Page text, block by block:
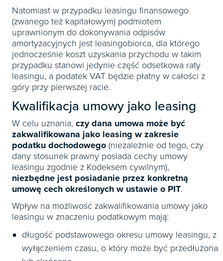
Natomiast w przypadku leasingu finansowego
(zwanego też kapitałowym) podmiotem
uprawnionym do dokonywania odpisów
amortyzacyjnych jest leasingobiorca, dla którego
jednocześnie koszt uzyskania przychodu w takim
przypadku stanowi jedynie część odsetkowa raty
leasingu, a podatek VAT będzie płatny w całości z
góry przy pierwszej racie.
Kwalifikacja umowy jako leasing
W celu uznania, czy dana umowa może być
zakwalifikowana jako leasing w zakresie
podatku dochodowego (niezależnie od tego, czy
dany stosunek prawny posiada cechy umowy
leasingu zgodnie z Kodeksem cywilnym),
niezbędne jest posiadanie przez konkretną
umowę cech określonych w ustawie o PIT.
Wpływ na możliwość zakwalifikowania umowy jako
leasingu w znaczeniu podatkowym mają:
długość podstawowego okresu umowy leasingu, z
wyłączeniem czasu, o który może być przedłużona